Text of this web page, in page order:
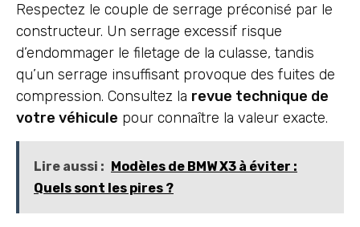
Respectez le couple de serrage préconisé par le
constructeur. Un serrage excessif risque
d’endommager le filetage de la culasse, tandis
qu’un serrage insuffisant provoque des fuites de
compression. Consultez la revue technique de
votre véhicule pour connaître la valeur exacte.
Lire aussi : Modèles de BMW X3 à éviter :
Quels sont les pires ?